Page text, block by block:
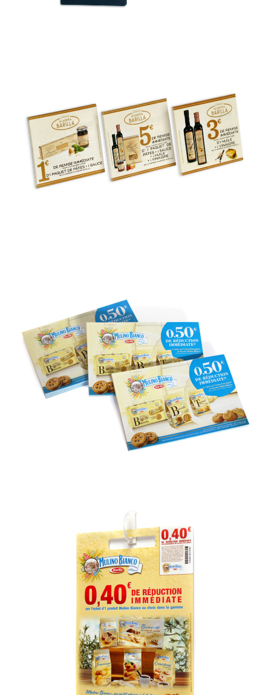
Bri animations Academia
BRI Mulino Bianco
BRI en forme de sac pour Mulino Bianco